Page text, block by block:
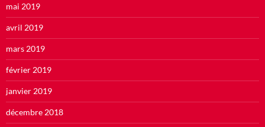
mai 2019
avril 2019
mars 2019
février 2019
janvier 2019
décembre 2018